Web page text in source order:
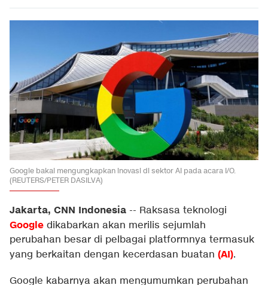
Google bakal mengungkapkan inovasi di sektor AI pada acara I/O.
(REUTERS/PETER DASILVA)
Jakarta, CNN Indonesia -- Raksasa teknologi
Google dikabarkan akan merilis sejumlah
perubahan besar di pelbagai platformnya termasuk
yang berkaitan dengan kecerdasan buatan (AI).
Google kabarnya akan mengumumkan perubahan